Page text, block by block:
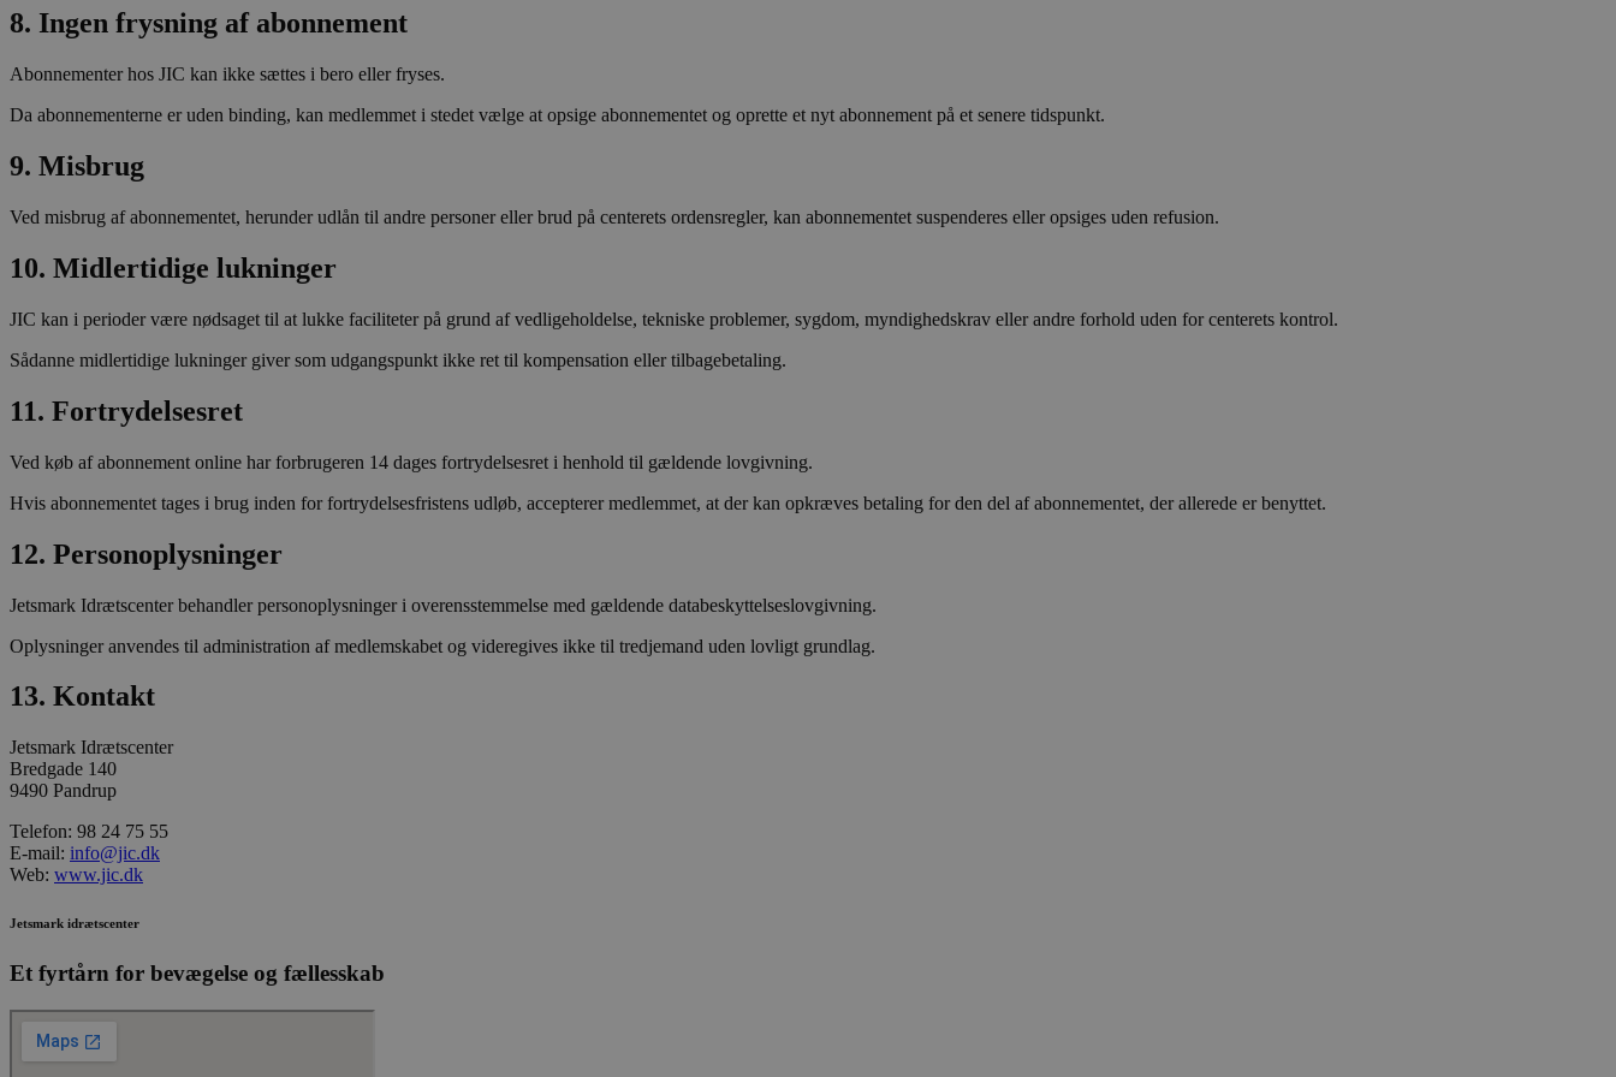
8. Ingen frysning af abonnement
Abonnementer hos JIC kan ikke sættes i bero eller fryses.
Da abonnementerne er uden binding, kan medlemmet i stedet vælge at opsige abonnementet og oprette et nyt abonnement på et senere tidspunkt.
9. Misbrug
Ved misbrug af abonnementet, herunder udlån til andre personer eller brud på centerets ordensregler, kan abonnementet suspenderes eller opsiges uden refusion.
10. Midlertidige lukninger
JIC kan i perioder være nødsaget til at lukke faciliteter på grund af vedligeholdelse, tekniske problemer, sygdom, myndighedskrav eller andre forhold uden for centerets kontrol.
Sådanne midlertidige lukninger giver som udgangspunkt ikke ret til kompensation eller tilbagebetaling.
11. Fortrydelsesret
Ved køb af abonnement online har forbrugeren 14 dages fortrydelsesret i henhold til gældende lovgivning.
Hvis abonnementet tages i brug inden for fortrydelsesfristens udløb, accepterer medlemmet, at der kan opkræves betaling for den del af abonnementet, der allerede er benyttet.
12. Personoplysninger
Jetsmark Idrætscenter behandler personoplysninger i overensstemmelse med gældende databeskyttelseslovgivning.
Oplysninger anvendes til administration af medlemskabet og videregives ikke til tredjemand uden lovligt grundlag.
13. Kontakt
Jetsmark Idrætscenter
Bredgade 140
9490 Pandrup
Telefon: 98 24 75 55
E-mail: info@jic.dk
Web: www.jic.dk
Jetsmark idrætscenter
Et fyrtårn for bevægelse og fællesskab
VISITOR_INFO1_LIVE
.youtube.com